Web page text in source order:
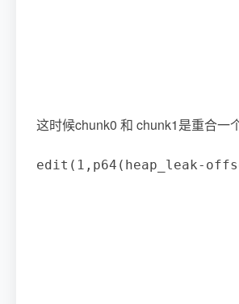
这时候chunk0 和 chunk1是重合一
edit ( 1 , p64 ( heap_leak-